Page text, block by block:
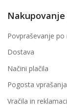
Povpraševanje po
Dostava
Načini plačila
Pogosta vprašanja
Vračila in